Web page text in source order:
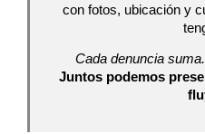
con fotos, ubicación y
Cada denuncia
Juntos podemos